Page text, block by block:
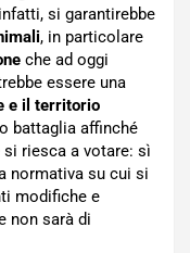
si garantirebbe
, in particolare
che ad oggi
essere una
e il territorio
battaglia affinché
si riesca a votare: sì
normativa su cui si
modifiche e
non sarà di